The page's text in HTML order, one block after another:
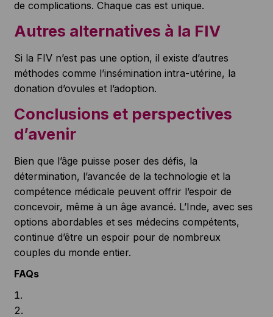
de complications. Chaque cas est unique.
Autres alternatives à la FIV
Si la FIV n’est pas une option, il existe d’autres
méthodes comme l’insémination intra-utérine, la
donation d’ovules et l’adoption.
Conclusions et perspectives
d’avenir
Bien que l’âge puisse poser des défis, la
détermination, l’avancée de la technologie et la
compétence médicale peuvent offrir l’espoir de
concevoir, même à un âge avancé. L’Inde, avec ses
options abordables et ses médecins compétents,
continue d’être un espoir pour de nombreux
couples du monde entier.
FAQs